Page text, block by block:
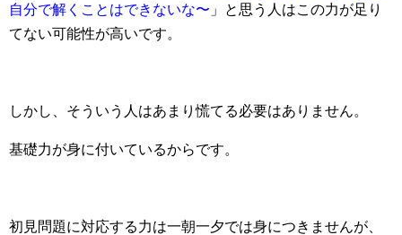
自分で解くことはできないな〜 」と思う人はこの力が足り
てない可能性が高いです。
しかし、そういう人はあまり慌てる必要はありません。
基礎力が身に付いているからです。
初見問題に対応する力は一朝一夕では身につきませんが、